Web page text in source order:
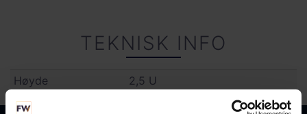
TEKNISK INFO
Høyde 2,5 U